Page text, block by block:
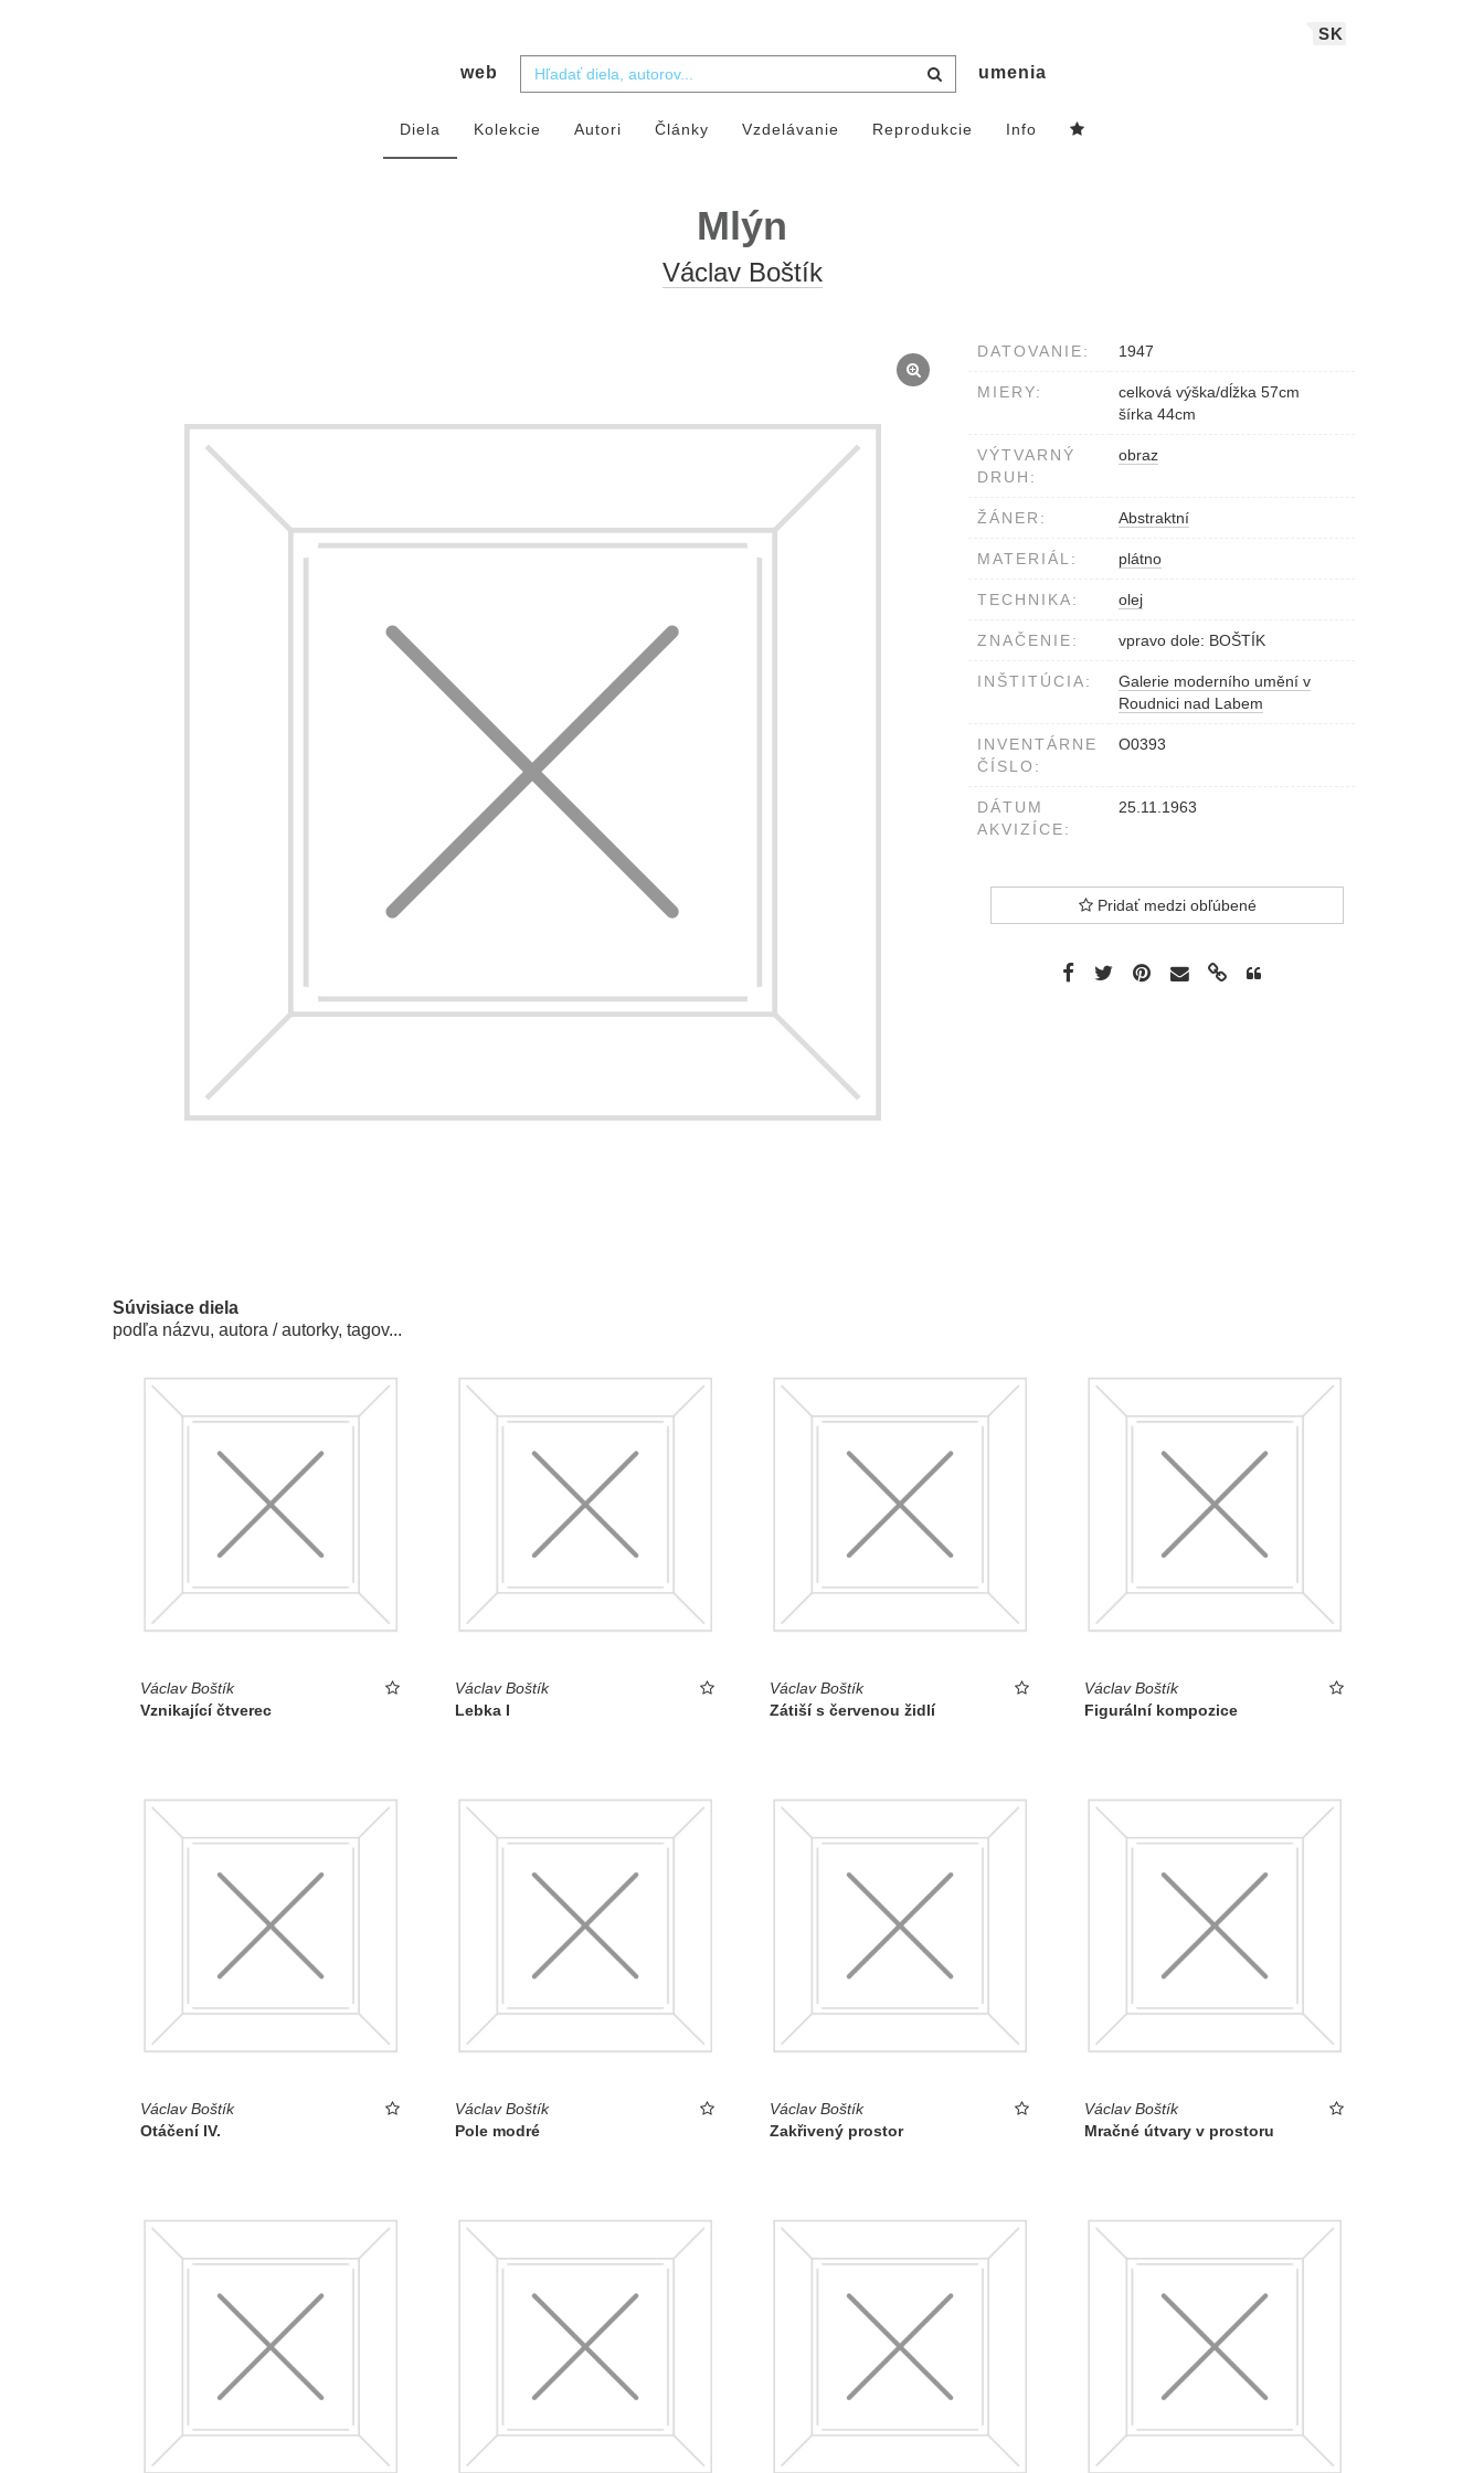
SK
web umenia
Diela Kolekcie Autori Články Vzdelávanie Reprodukcie Info
Mlýn
Václav Boštík
DATOVANIE: 1947
MIERY:
celková výška/dĺžka 57cm
šírka 44cm
VÝTVARNÝ
DRUH:
obraz
ŽÁNER: Abstraktní
MATERIÁL: plátno
TECHNIKA: olej
ZNAČENIE: vpravo dole: BOŠTÍK
INŠTITÚCIA:
Galerie moderního umění v
Roudnici nad Labem
INVENTÁRNE
ČÍSLO:
O0393
DÁTUM
AKVIZÍCE:
25.11.1963
Pridať medzi obľúbené
Súvisiace diela
podľa názvu, autora / autorky, tagov...
Václav Boštík
Vznikající čtverec
Václav Boštík
Lebka I
Václav Boštík
Zátiší s červenou židlí
Václav Boštík
Figurální kompozice
Václav Boštík
Otáčení IV.
Václav Boštík
Pole modré
Václav Boštík
Zakřivený prostor
Václav Boštík
Mračné útvary v prostoru